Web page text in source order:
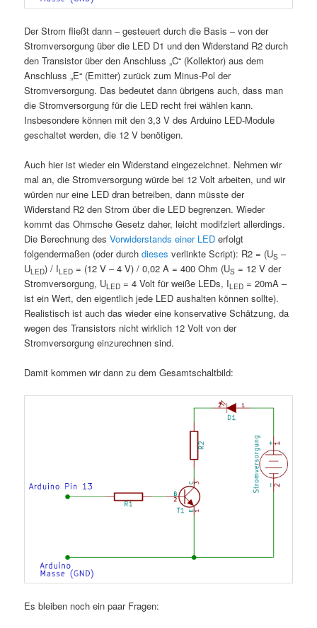
Der Strom fließt dann – gesteuert durch die Basis – von der
Stromversorgung über die LED D1 und den Widerstand R2 durch
den Transistor über den Anschluss „C“ (Kollektor) aus dem
Anschluss „E“ (Emitter) zurück zum Minus-Pol der
Stromversorgung. Das bedeutet dann übrigens auch, dass man
die Stromversorgung für die LED recht frei wählen kann.
Insbesondere können mit den 3,3 V des Arduino LED-Module
geschaltet werden, die 12 V benötigen.
Auch hier ist wieder ein Widerstand eingezeichnet. Nehmen wir
mal an, die Stromversorgung würde bei 12 Volt arbeiten, und wir
würden nur eine LED dran betreiben, dann müsste der
Widerstand R2 den Strom über die LED begrenzen. Wieder
kommt das Ohmsche Gesetz daher, leicht modifziert allerdings.
Die Berechnung desVorwiderstands einer LED erfolgt
folgendermaßen (oder durchdiesesverlinkte Script): R2 = (US –
ULED) / ILED = (12 V – 4 V) / 0,02 A = 400 Ohm (US = 12 V der
Stromversorgung, ULED = 4 Volt für weiße LEDs, ILED = 20mA –
ist ein Wert, den eigentlich jede LED aushalten können sollte).
Realistisch ist auch das wieder eine konservative Schätzung, da
wegen des Transistors nicht wirklich 12 Volt von der
Stromversorgung einzurechnen sind.
Damit kommen wir dann zu dem Gesamtschaltbild:
Es bleiben noch ein paar Fragen: